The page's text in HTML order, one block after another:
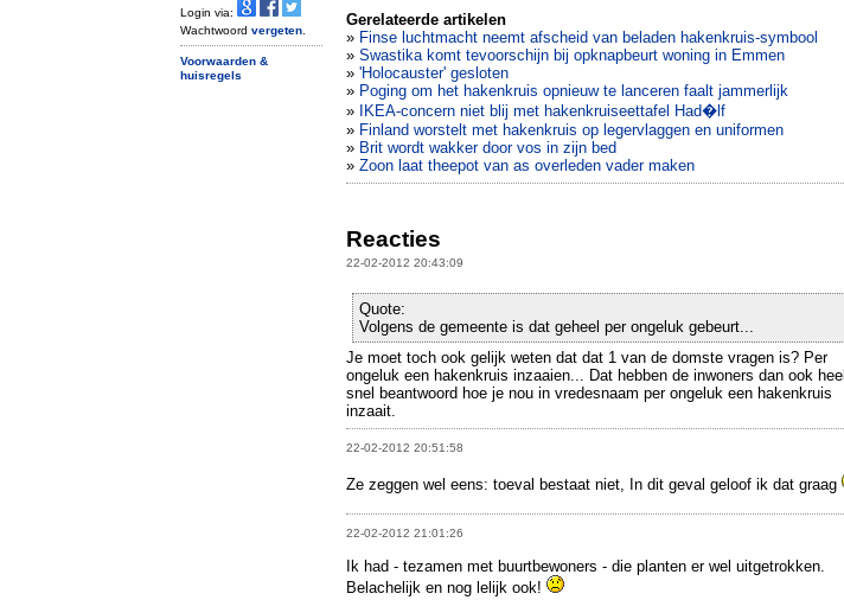
Login via:
Wachtwoord vergeten
Voorwaarden &
huisregels
Gerelateerde artikelen
» Finse luchtmacht neemt afscheid van beladen hakenkruis-symbool
» Swastika komt tevoorschijn bij opknapbeurt woning in Emmen
» 'Holocauster' gesloten
» Poging om het hakenkruis opnieuw te lanceren faalt jammerlijk
»
IKEA-concern niet blij met hakenkruiseettafel Had�lf
» Finland worstelt met hakenkruis op legervlaggen en uniformen
» Brit wordt wakker door vos in zijn bed
» Zoon laat theepot van as overleden vader maken
Reacties
22-02-2012 20:43:09
Quote:
Volgens de gemeente is dat geheel per ongeluk gebeurt...
Je moet toch ook gelijk weten dat dat 1 van de domste vragen is? Per
ongeluk een hakenkruis inzaaien... Dat hebben de inwoners dan ook heel
snel beantwoord hoe je nou in vredesnaam per ongeluk een hakenkruis
inzaait.
22-02-2012 20:51:58
Ze zeggen wel eens: toeval bestaat niet, In dit geval geloof ik dat graag
22-02-2012 21:01:26
Ik had - tezamen met buurtbewoners - die planten er wel uitgetrokken.
Belachelijk en nog lelijk ook!